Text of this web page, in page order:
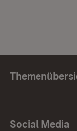
Social Media